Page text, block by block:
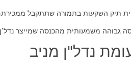
תיק השקעות בתמורה שתתקבל
גבוהה משמעותית מהכנסה שמייצר
נדל"ן מניב